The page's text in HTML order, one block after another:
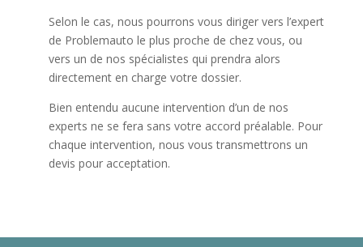
Selon le cas, nous pourrons vous diriger vers l’expert
de Problemauto le plus proche de chez vous, ou
vers un de nos spécialistes qui prendra alors
directement en charge votre dossier.
Bien entendu aucune intervention d’un de nos
experts ne se fera sans votre accord préalable. Pour
chaque intervention, nous vous transmettrons un
devis pour acceptation.